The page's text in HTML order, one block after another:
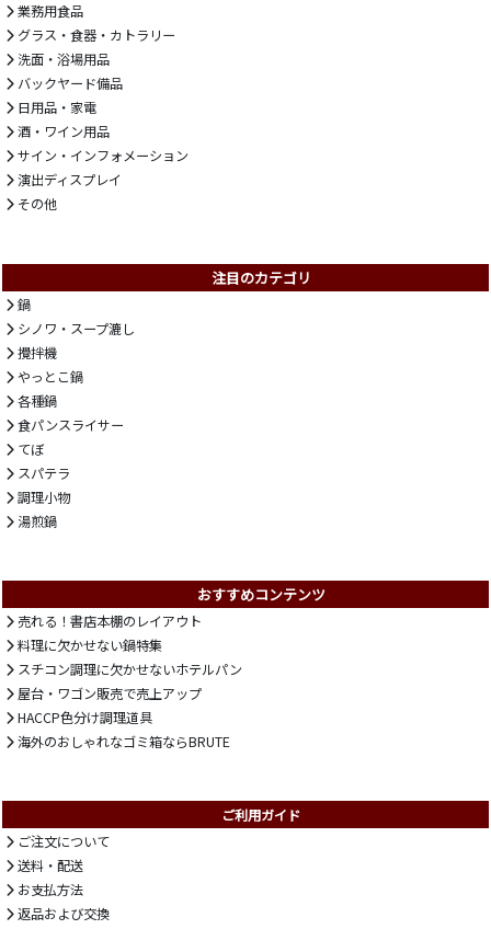
業務用食品
グラス・食器・カトラリー
洗面・浴場用品
バックヤード備品
日用品・家電
酒・ワイン用品
サイン・インフォメーション
演出ディスプレイ
その他
注目のカテゴリ
鍋
シノワ・スープ漉し
攪拌機
やっとこ鍋
各種鍋
食パンスライサー
てぼ
スパテラ
調理小物
湯煎鍋
おすすめコンテンツ
売れる！書店本棚のレイアウト
料理に欠かせない鍋特集
スチコン調理に欠かせないホテルパン
屋台・ワゴン販売で売上アップ
HACCP色分け調理道具
海外のおしゃれなゴミ箱ならBRUTE
ご利用ガイド
ご注文について
送料・配送
お支払方法
返品および交換